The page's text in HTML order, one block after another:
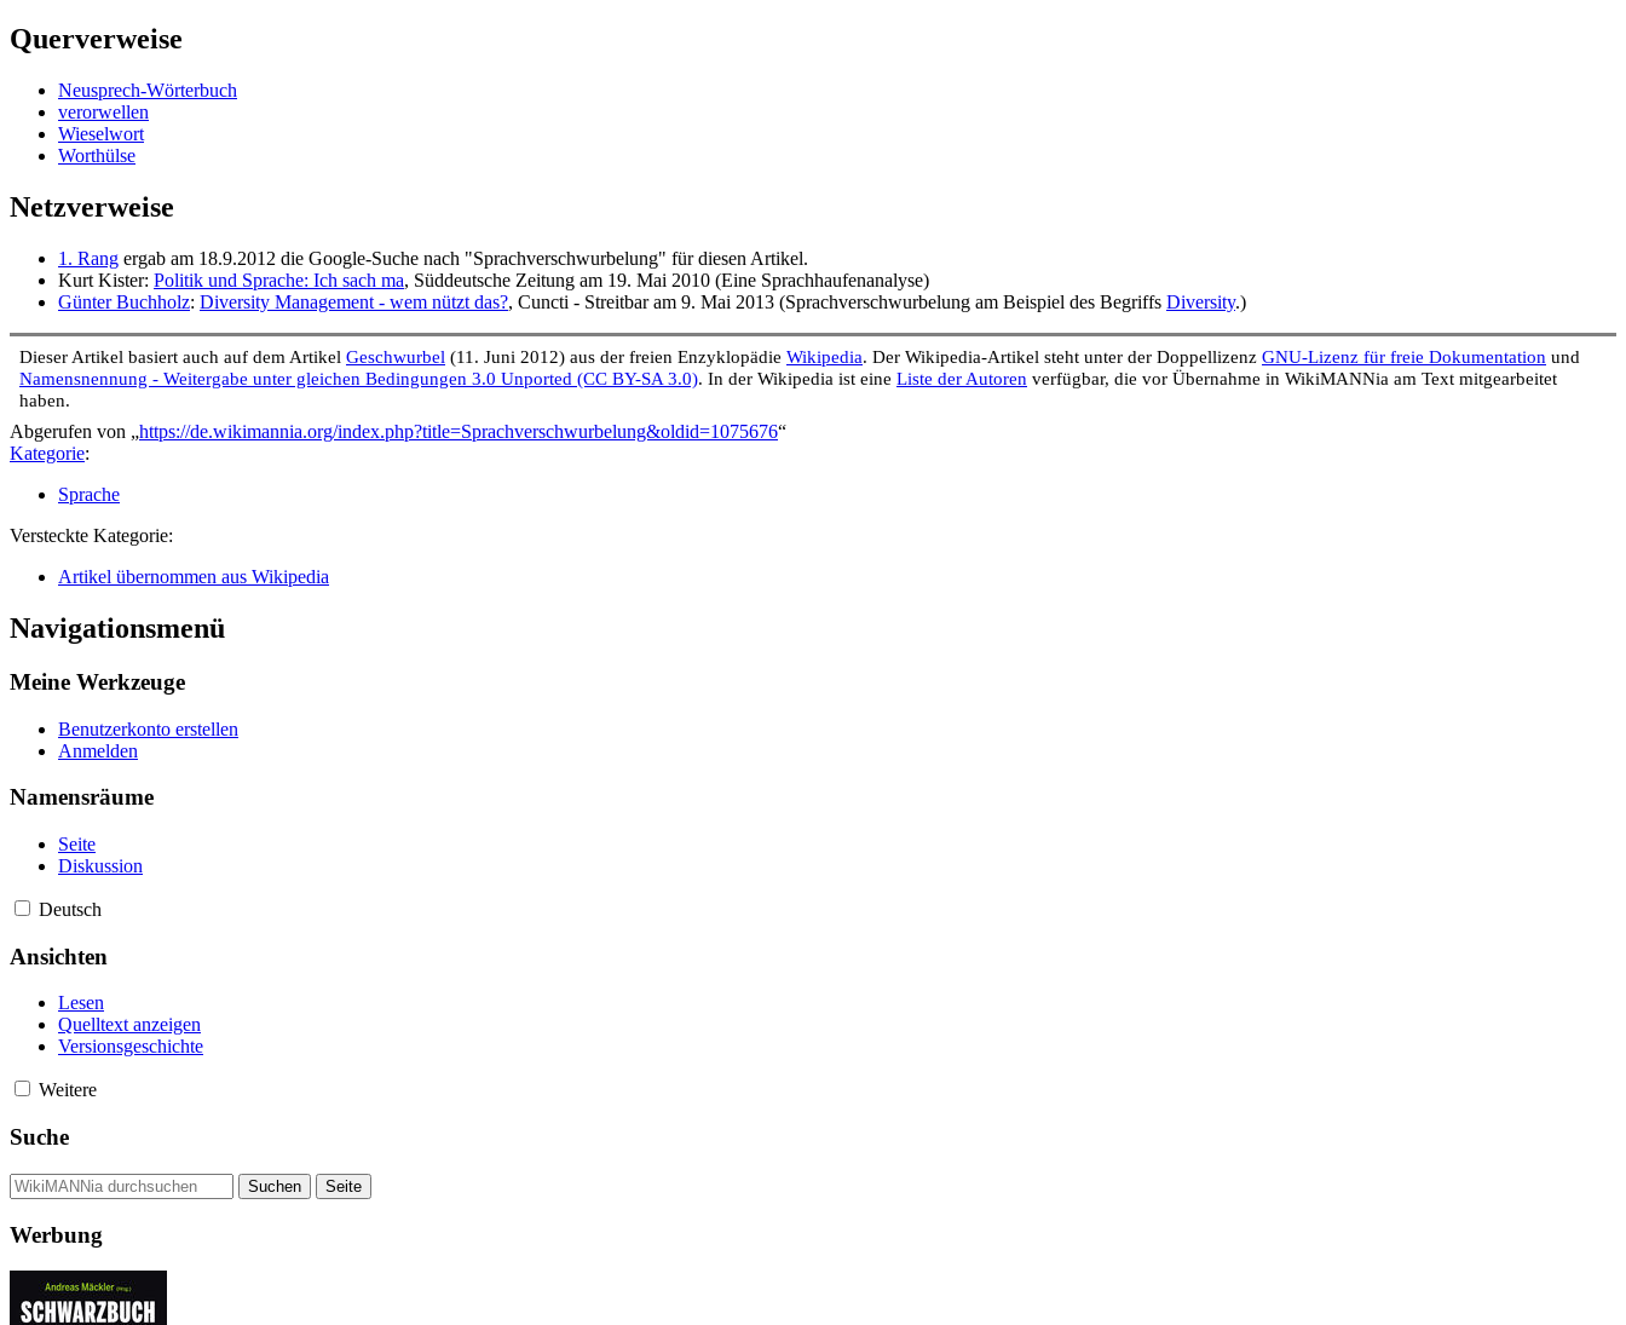
Querverweise
Neusprech-Wörterbuch
verorwellen
Wieselwort
Worthülse
Netzverweise
1. Rang ergab am 18.9.2012 die Google-Suche nach "Sprachverschwurbelung" für diesen Artikel.
Kurt Kister: Politik und Sprache: Ich sach ma, Süddeutsche Zeitung am 19. Mai 2010 (Eine Sprachhaufenanalyse)
Günter Buchholz: Diversity Management - wem nützt das?, Cuncti - Streitbar am 9. Mai 2013 (Sprachverschwurbelung am Beispiel des Begriffs Diversity.)
Dieser Artikel basiert auch auf dem Artikel Geschwurbel (11. Juni 2012) aus der freien Enzyklopädie Wikipedia. Der Wikipedia-Artikel steht unter der Doppellizenz GNU-Lizenz für freie Dokumentation und
Namensnennung - Weitergabe unter gleichen Bedingungen 3.0 Unported (CC BY-SA 3.0). In der Wikipedia ist eine Liste der Autoren verfügbar, die vor Übernahme in WikiMANNia am Text mitgearbeitet
haben.
Abgerufen von „https://de.wikimannia.org/index.php?title=Sprachverschwurbelung&oldid=1075676“
Kategorie:
Sprache
Versteckte Kategorie:
Artikel übernommen aus Wikipedia
Navigationsmenü
Meine Werkzeuge
Benutzerkonto erstellen
Anmelden
Namensräume
Seite
Diskussion
Deutsch
Ansichten
Lesen
Quelltext anzeigen
Versionsgeschichte
Weitere
Suche
Werbung